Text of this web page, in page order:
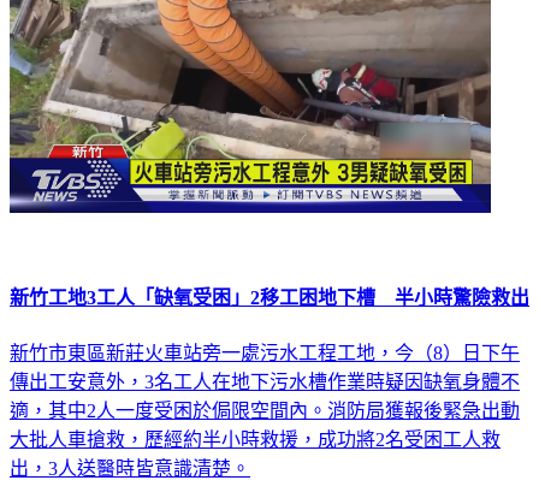
新竹工地3工人「缺氧受困」2移工困地下槽 半小時驚險救出
新竹市東區新莊火車站旁一處污水工程工地，今（8）日下午
傳出工安意外，3名工人在地下污水槽作業時疑因缺氧身體不
適，其中2人一度受困於侷限空間內。消防局獲報後緊急出動
大批人車搶救，歷經約半小時救援，成功將2名受困工人救
出，3人送醫時皆意識清楚。